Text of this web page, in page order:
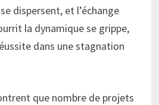
dispersent, et l’échange
la dynamique se grippe,
dans une stagnation
que nombre de projets